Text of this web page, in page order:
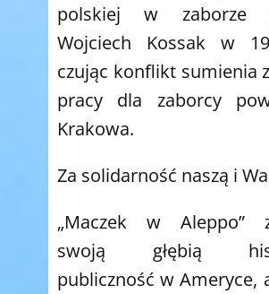
polskiej w zaborze
Wojciech Kossak w
czując konflikt sumienia
pracy dla zaborcy
Krakowa.
Za solidarność naszą i
„Maczek w Aleppo”
swoją głębią
publiczność w Ameryce,